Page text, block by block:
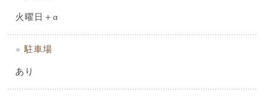
火曜日＋α
● 駐車場
あり